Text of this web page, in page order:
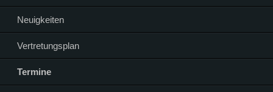
Neuigkeiten
Vertretungsplan
Termine